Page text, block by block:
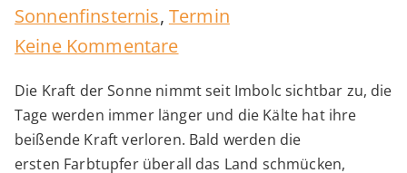
Sonnenfinsternis, Termin
Keine Kommentarezu
Frühlings-
Tagundnachtgleiche
Die Kraft der Sonne nimmt seit Imbolc sichtbar zu, die
Tage werden immer länger und die Kälte hat ihre
beißende Kraft verloren. Bald werden die
ersten Farbtupfer überall das Land schmücken,